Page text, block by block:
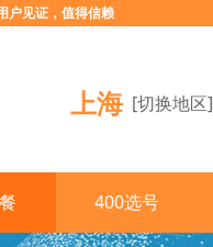
户见证，值得信赖
上海 [切换地区]
400选号